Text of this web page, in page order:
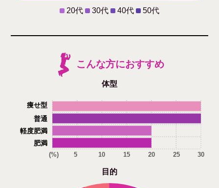
20代 30代 40代 50代
こんな方におすすめ
体型
肥満
軽度肥満
普通
痩せ型
(%) 5 10 15 20 25 30
目的